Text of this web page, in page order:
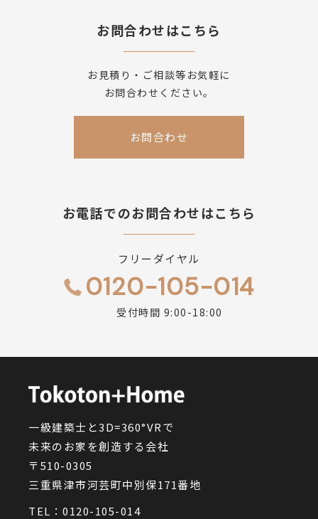
お問合わせはこちら
お見積り・ご相談等お気軽に
お問合わせください。
お問合わせ
お電話でのお問合わせはこちら
フリーダイヤル
0120-105-014
受付時間 9:00-18:00
一級建築士と3D=360°VRで
未来のお家を創造する会社
〒510-0305
三重県津市河芸町中別保171番地
TEL： 0120-105-014